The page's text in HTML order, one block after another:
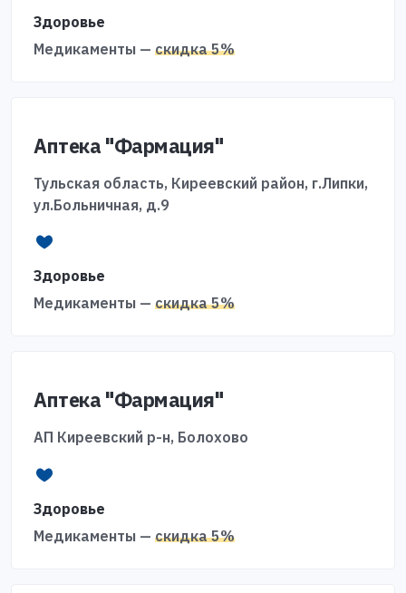
Здоровье
Медикаменты — скидка 5%
Аптека "Фармация"
Тульская область, Киреевский район, г.Липки,
ул.Больничная, д.9
Здоровье
Медикаменты — скидка 5%
Аптека "Фармация"
АП Киреевский р-н, Болохово
Здоровье
Медикаменты — скидка 5%